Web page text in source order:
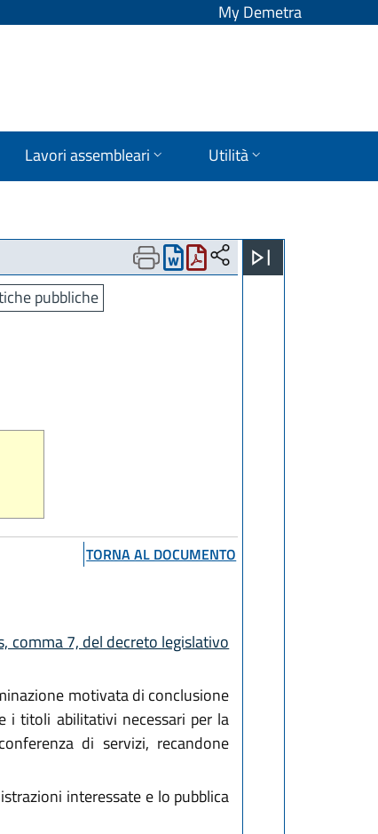
My Demetra
Lavori assembleari Utilità
pubbliche
TORNA AL DOCUMENTO
comma 7, del decreto legislativo
motivata di conclusione
i titoli abilitativi necessari per la
di servizi, recandone
interessate e lo pubblica